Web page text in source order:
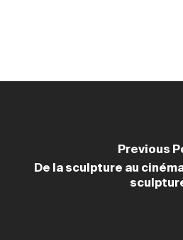
Previous
De la sculpture au